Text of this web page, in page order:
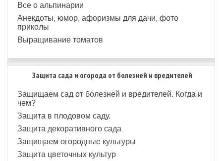
Все о альпинарии
Анекдоты, юмор, афоризмы для дачи, фото
приколы
Выращивание томатов
Защита сада и огорода от болезней и вредителей
Защищаем сад от болезней и вредителей. Когда и
чем?
Защита в плодовом саду.
Защита декоративного сада
Защищаем огородные культуры
Защита цветочных культур